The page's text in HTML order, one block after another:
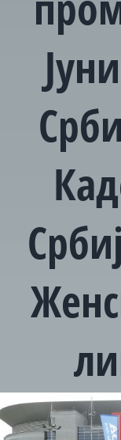
View
Larger